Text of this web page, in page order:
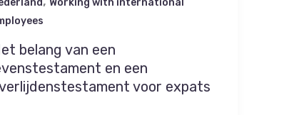
Working with international
belang van een
en een
voor expats